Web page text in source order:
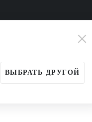
ВЫБРАТЬ ДРУГОЙ
Текстиль хоккейный